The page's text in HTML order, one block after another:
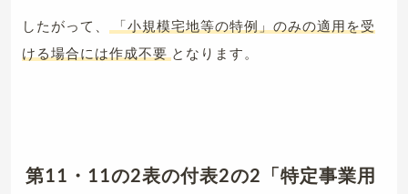
したがって、
「小規模宅地等の特例」のみの適用を受
ける場合には作成不要 となります。
第11・11の2表の付表2の2「特定事業用